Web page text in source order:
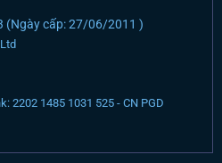
(Ngày cấp: 27/06/2011 )
2202 1485 1031 525 - CN PGD